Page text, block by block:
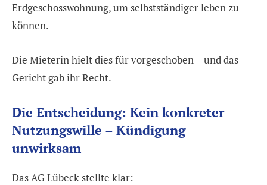
Erdgeschosswohnung, um selbstständiger leben zu
können.
Die Mieterin hielt dies für vorgeschoben – und das
Gericht gab ihr Recht.
Die Entscheidung: Kein konkreter
Nutzungswille – Kündigung
unwirksam
Das AG Lübeck stellte klar: